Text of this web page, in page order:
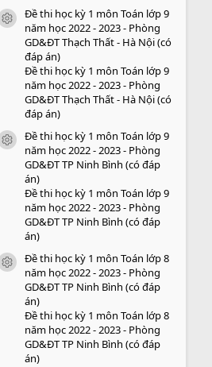
icon tài liệu
Đề thi học kỳ 1 môn Toán lớp 9
năm học 2022 - 2023 - Phòng
GD&ĐT Thạch Thất - Hà Nội (có
đáp án)
Đề thi học kỳ 1 môn Toán lớp 9
năm học 2022 - 2023 - Phòng
GD&ĐT Thạch Thất - Hà Nội (có
đáp án)
icon tài liệu
Đề thi học kỳ 1 môn Toán lớp 9
năm học 2022 - 2023 - Phòng
GD&ĐT TP Ninh Bình (có đáp
án)
Đề thi học kỳ 1 môn Toán lớp 9
năm học 2022 - 2023 - Phòng
GD&ĐT TP Ninh Bình (có đáp
án)
icon tài liệu
Đề thi học kỳ 1 môn Toán lớp 8
năm học 2022 - 2023 - Phòng
GD&ĐT TP Ninh Bình (có đáp
án)
Đề thi học kỳ 1 môn Toán lớp 8
năm học 2022 - 2023 - Phòng
GD&ĐT TP Ninh Bình (có đáp
án)